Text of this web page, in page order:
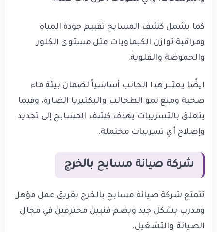
كما يشمل كشف المسابح تقييم جودة المياه
ومراقبة توازن الكيماويات مثل مستوى الكلور
والحموضة والقلوية.
ايضًا يعتبر هذا الجانب أساسياً لضمان بيئة ماء
صحية ومنع نمو الطحالب والبكتيريا الضارة، وفيما
يتعلق بالتسريبات يهدف كشف المسابح إلى تحديد
وإصلاح أي تسريبات محتملة.
شركة صيانة مسابح بالخرج
تتمتع شركة صيانة مسابح بالخرج بفريق عمل مؤهل
ومدرب بشكل جيد ويضم فنيين محترفين في مجال
الصيانة والتشغيل.